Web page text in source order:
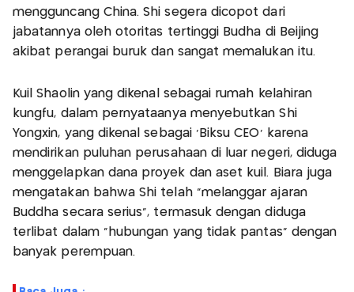
mengguncang China. Shi segera dicopot dari
jabatannya oleh otoritas tertinggi Budha di Beijing
akibat perangai buruk dan sangat memalukan itu.
Kuil Shaolin yang dikenal sebagai rumah kelahiran
kungfu, dalam pernyataanya menyebutkan Shi
Yongxin, yang dikenal sebagai ‘Biksu CEO’ karena
mendirikan puluhan perusahaan di luar negeri, diduga
menggelapkan dana proyek dan aset kuil. Biara juga
mengatakan bahwa Shi telah "melanggar ajaran
Buddha secara serius", termasuk dengan diduga
terlibat dalam "hubungan yang tidak pantas" dengan
banyak perempuan.